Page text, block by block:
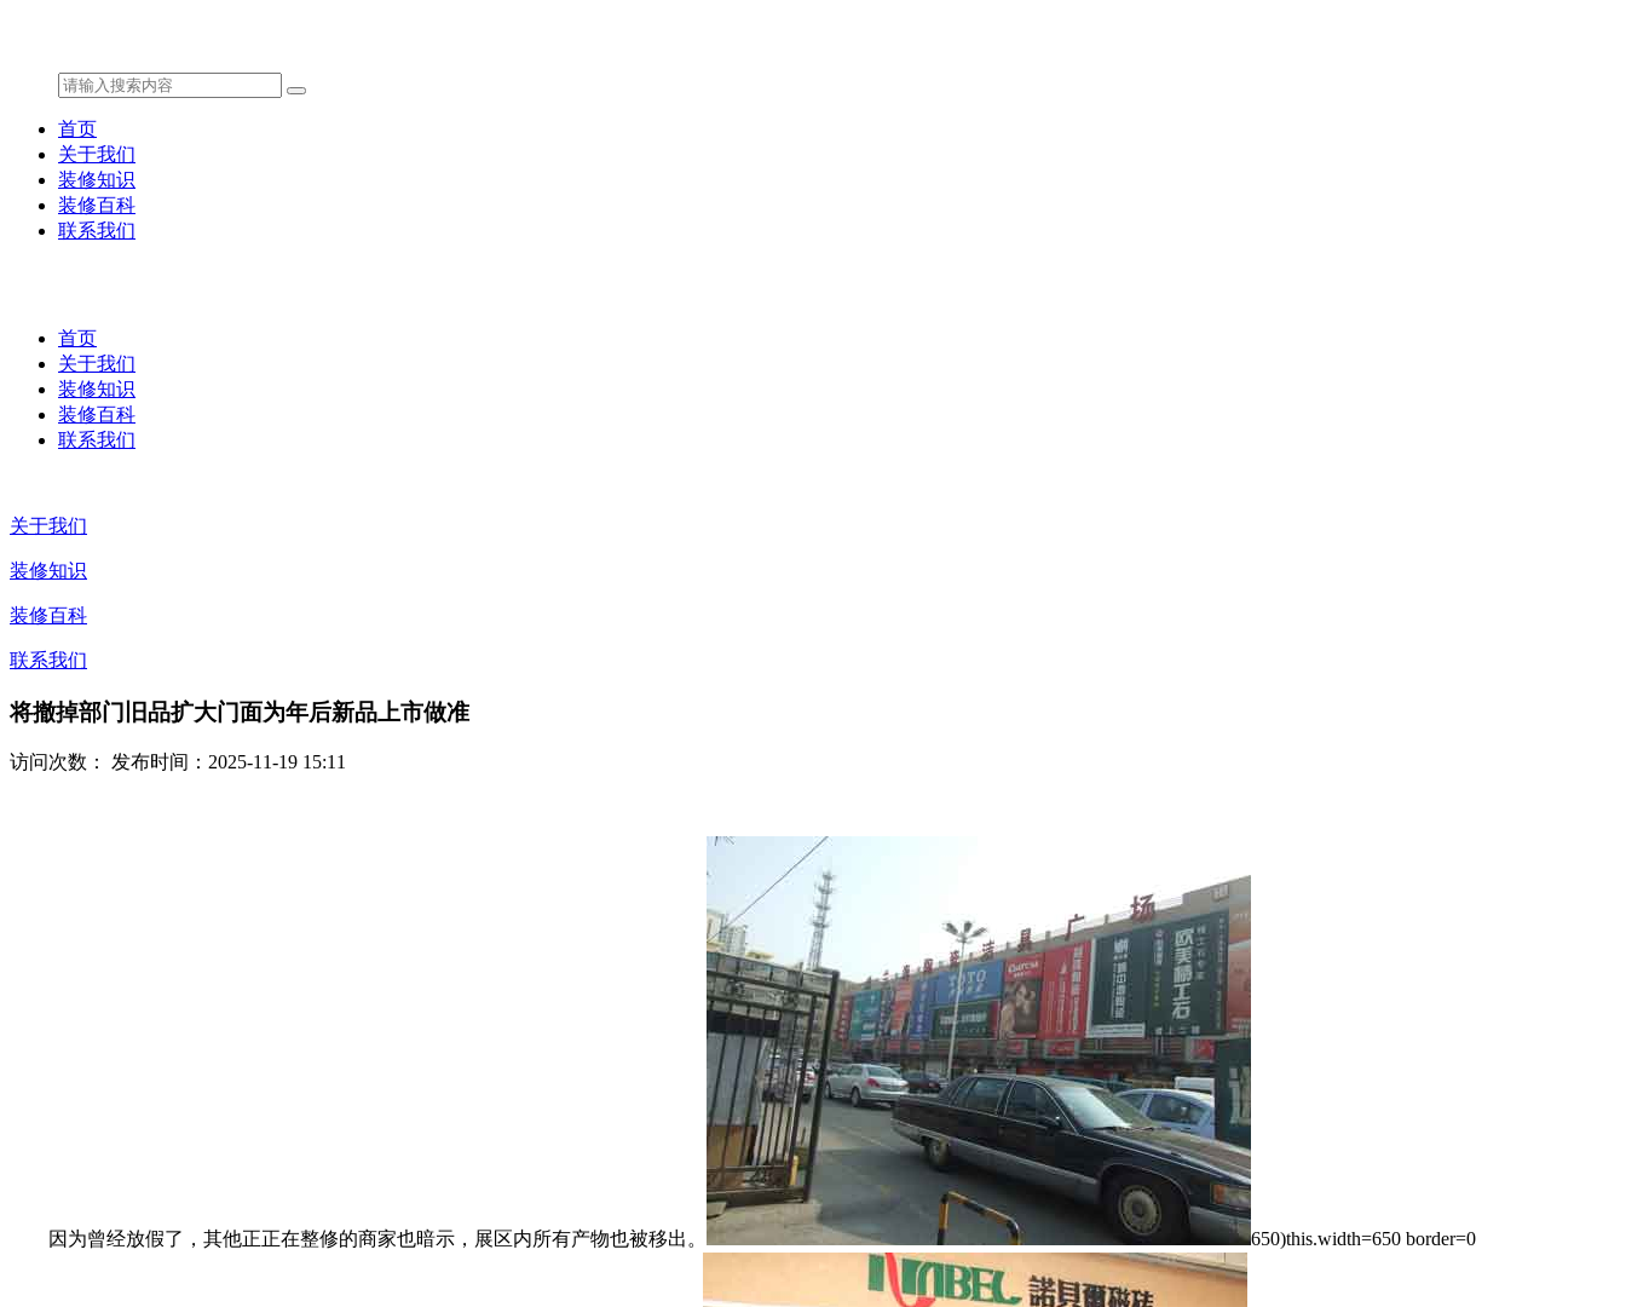
首页
关于我们
装修知识
装修百科
联系我们
首页
关于我们
装修知识
装修百科
联系我们
关于我们
装修知识
装修百科
联系我们
将撤掉部门旧品扩大门面为年后新品上市做准
访问次数： 发布时间：2025-11-19 15:11
因为曾经放假了，其他正正在整修的商家也暗示，展区内所有产物也被移出。 650)this.width=650 border=0